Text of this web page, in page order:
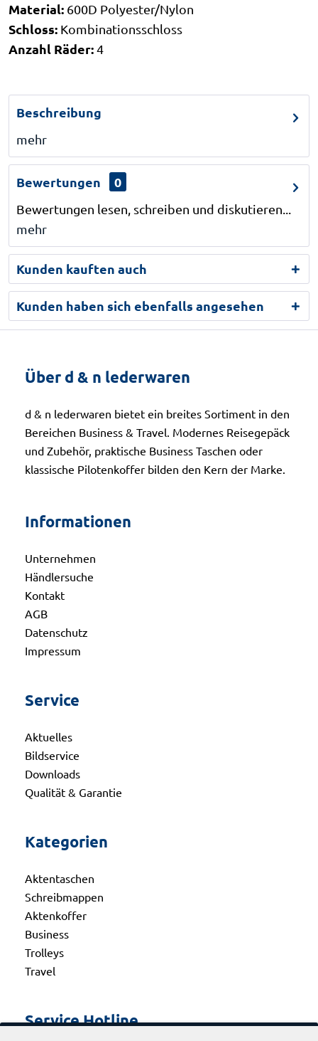
Material: 600D Polyester/Nylon
Schloss: Kombinationsschloss
Anzahl Räder:4
Beschreibung
mehr
Bewertungen 0
Bewertungen lesen, schreiben und diskutieren...
mehr
Kunden kauften auch
Kunden haben sich ebenfalls angesehen
Über d & n lederwaren
d & n lederwaren bietet ein breites Sortiment in den
Bereichen Business & Travel. Modernes Reisegepäck
und Zubehör, praktische Business Taschen oder
klassische Pilotenkoffer bilden den Kern der Marke.
Informationen
Unternehmen
Händlersuche
Kontakt
AGB
Datenschutz
Impressum
Service
Aktuelles
Bildservice
Downloads
Qualität & Garantie
Kategorien
Aktentaschen
Schreibmappen
Aktenkoffer
Business
Trolleys
Travel
Service Hotline